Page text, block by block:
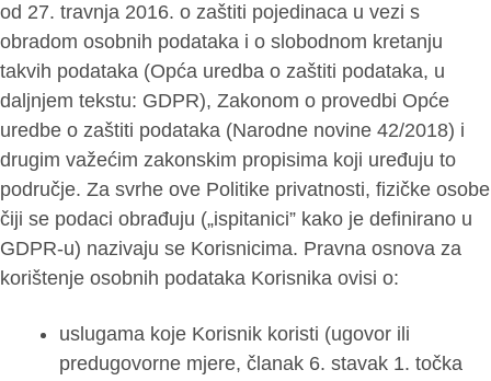
od 27. travnja 2016. o zaštiti pojedinaca u vezi s
obradom osobnih podataka i o slobodnom kretanju
takvih podataka (Opća uredba o zaštiti podataka, u
daljnjem tekstu: GDPR), Zakonom o provedbi Opće
uredbe o zaštiti podataka (Narodne novine 42/2018) i
drugim važećim zakonskim propisima koji uređuju to
područje. Za svrhe ove Politike privatnosti, fizičke osobe
čiji se podaci obrađuju („ispitanici” kako je definirano u
GDPR-u) nazivaju se Korisnicima. Pravna osnova za
korištenje osobnih podataka Korisnika ovisi o:
uslugama koje Korisnik koristi (ugovor ili
predugovorne mjere, članak 6. stavak 1. točka